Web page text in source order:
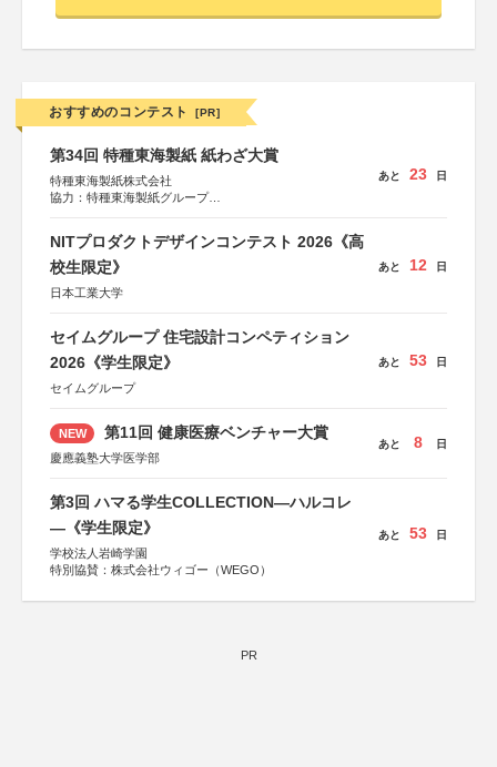
おすすめのコンテスト [PR]
第34回 特種東海製紙 紙わざ大賞
特種東海製紙株式会社
協力：特種東海製紙グループ
あと 23 日
NITプロダクトデザインコンテスト 2026《高
校生限定》
日本工業大学
あと 12 日
セイムグループ 住宅設計コンペティション
2026《学生限定》
セイムグループ
あと 53 日
NEW 第11回 健康医療ベンチャー大賞
慶應義塾大学医学部
あと 8 日
第3回 ハマる学生COLLECTION―ハルコレ
―《学生限定》
学校法人岩崎学園
特別協賛：株式会社ウィゴー（WEGO）
あと 53 日
PR